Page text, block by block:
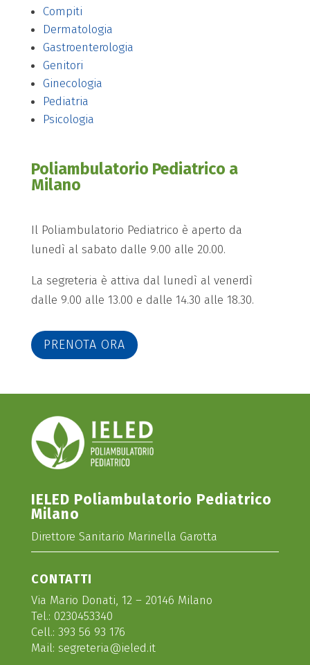
Compiti
Dermatologia
Gastroenterologia
Genitori
Ginecologia
Pediatria
Psicologia
Poliambulatorio Pediatrico a
Milano
Il Poliambulatorio Pediatrico è aperto da
lunedì al sabato dalle 9.00 alle 20.00.
La segreteria è attiva dal lunedì al venerdì
dalle 9.00 alle 13.00 e dalle 14.30 alle 18.30.
PRENOTA ORA
IELED Poliambulatorio Pediatrico
Milano
Direttore Sanitario Marinella Garotta
CONTATTI
Via Mario Donati, 12 – 20146 Milano
Tel.: 0230453340
Cell.: 393 56 93 176
Mail: segreteria@ieled.it